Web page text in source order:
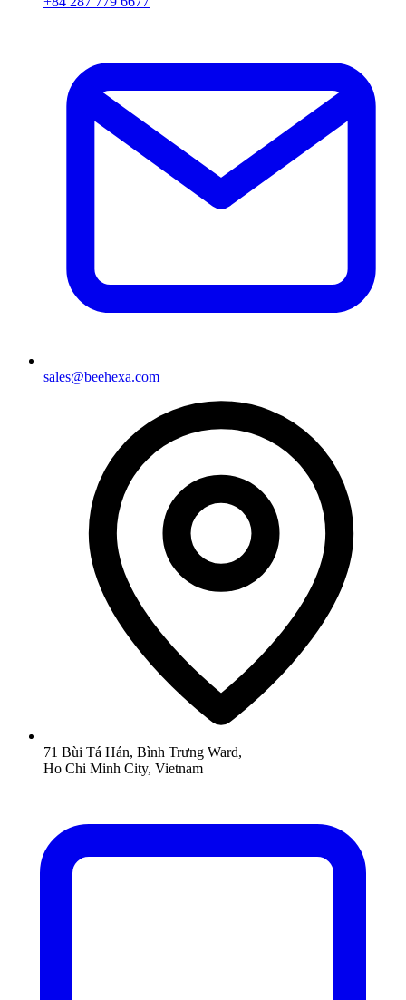
sales@beehexa.com
71 Bùi Tá Hán, Bình Trưng Ward,
Ho Chi Minh City, Vietnam